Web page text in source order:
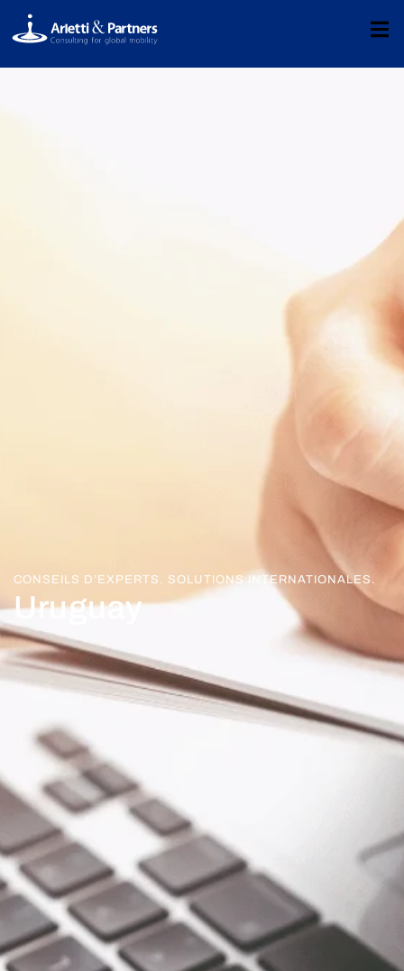
CONSEILS D’EXPERTS. SOLUTIONS INTERNATIONALES.
Uruguay